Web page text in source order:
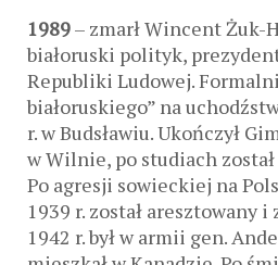
1989– zmarł Wincent Żuk-
białoruski polityk,
Republiki Ludowej.
białoruskiego” na
r. w Budsławiu. Ukończył
w Wilnie, po studiach
Po agresji sowieckiej na
1939 r. został aresztowany i
1942 r. był w armii gen.